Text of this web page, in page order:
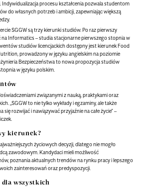
Indywidualizacja procesu kształcenia pozwala studentom
do własnych potrzeb i ambicji, zapewniając większą
SGGW są trzy kierunki studiów. Po raz pierwszy
Informatics – studia stacjonarne pierwszego stopnia w
studiów licencjackich dostępny jest kierunek Food
prowadzony w języku angielskim na poziomie
Bezpieczeństwa to nowa propozycja studiów
w języku polskim.
związanymi z nauką, praktykami oraz
„SGGW to nie tylko wykłady i egzaminy, ale także
się rozwijać i nawiązywać przyjaźnie na całe życie” –
kierunek?
życiowych decyzji, dlatego nie mogło
zawodowym. Kandydaci mieli możliwość
poznania aktualnych trendów na rynku pracy i lepszego
zainteresowań oraz predyspozycji.
wszystkich